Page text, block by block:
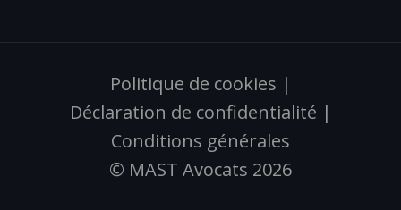
Politique de cookies |
Déclaration de confidentialité |
Conditions générales
© MAST Avocats 2026